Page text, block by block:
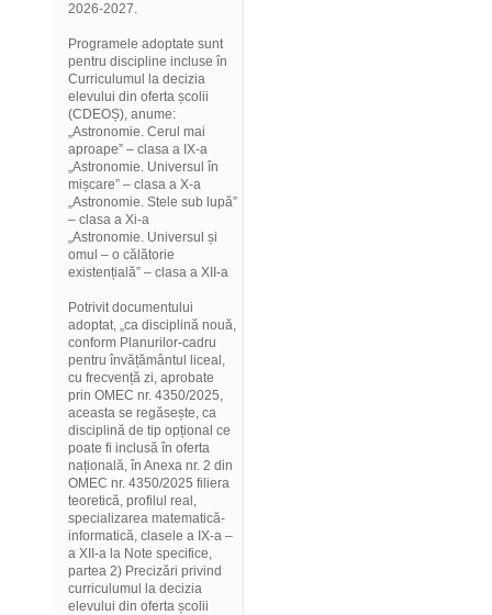
2026-2027.
Programele adoptate sunt
pentru discipline incluse în
Curriculumul la decizia
elevului din oferta școlii
(CDEOȘ), anume:
„Astronomie. Cerul mai
aproape” – clasa a IX-a
„Astronomie. Universul în
mișcare” – clasa a X-a
„Astronomie. Stele sub lupă”
– clasa a Xi-a
„Astronomie. Universul și
omul – o călătorie
existențială” – clasa a XII-a
Potrivit documentului
adoptat, „ca disciplină nouă,
conform Planurilor-cadru
pentru învățământul liceal,
cu frecvență zi, aprobate
prin OMEC nr. 4350/2025,
aceasta se regăsește, ca
disciplină de tip opțional ce
poate fi inclusă în oferta
națională, în Anexa nr. 2 din
OMEC nr. 4350/2025 filiera
teoretică, profilul real,
specializarea matematică-
informatică, clasele a IX-a –
a XII-a la Note specifice,
partea 2) Precizări privind
curriculumul la decizia
elevului din oferta școlii